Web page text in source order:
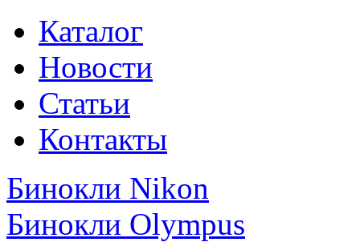
Каталог
Новости
Статьи
Контакты
Бинокли Nikon
Бинокли Olympus